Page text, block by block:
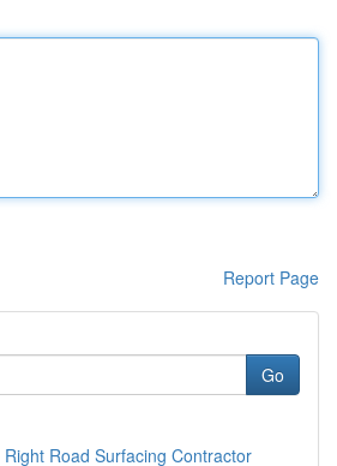
Report Page
Go
Road Surfacing Contractor